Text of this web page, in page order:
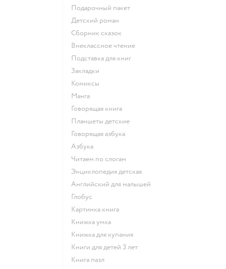
подарочный пакет
детский роман
сборник сказок
внеклассное чтение
подставка для книг
закладки
комиксы
манга
говорящая книга
Планшеты детские
говорящая азбука
азбука
читаем по слогам
энциклопедия детская
английский для малышей
глобус
картинка книга
книжка умка
книжка для купания
книги для детей 3 лет
книга пазл